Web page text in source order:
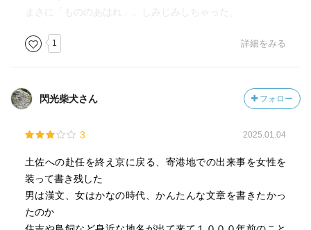
まさに「もののあはれ」。しみじみしちゃった。
1 詳細をみる
閃光柴犬さん フォロー
3 2025.01.04
土佐への赴任を終え京に戻る、寄港地での出来事を女性を
装って書き残した
男は漢文、女はかなの時代、かんたんな文章を書きたかっ
たのか